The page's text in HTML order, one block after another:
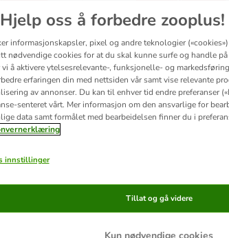
Dolina Noteci
Adult, med hjortekjøtt
Hjelp oss å forbedre zooplus!
informasjonskapsler, pixel og andre teknologier
nødvendige cookies for at du skal kunne surfe og handle
vi å aktivere ytelsesrelevante-, funksjonelle- og
erfaringen din med nettsiden vår samt vise relevante
av annonser. Du kan til enhver tid endre preferanser
senteret vårt. Mer informasjon om den ansvarlige for
data samt formålet med bearbeidelsen finner du i
innstillinger
Kun nødvendige cookies
Tillat og gå videre